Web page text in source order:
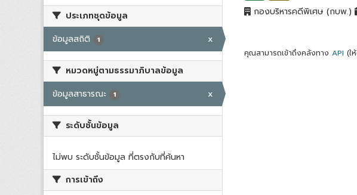
ประเภทชุดข้อมูล
ข้อมูลสถิติ
1 x
หมวดหมู่ตามธรรมาภิบาลข้อมูล
ข้อมูลสาธารณะ
1 x
ระดับชั้นข้อมูล
ไม่พบ ระดับชั้นข้อมูล ที่ตรงกับที่ค้นหา
การเข้าถึง
กองบริหารคดีพิเศษ (กบพ.)
คุณสามารถเข้าถึงคลังทาง API (ใ